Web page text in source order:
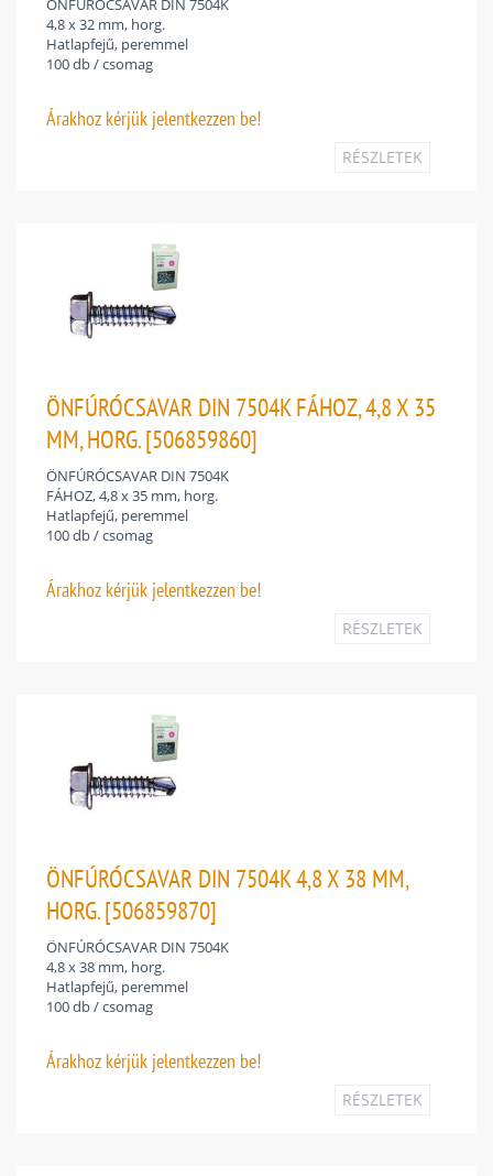
ÖNFÚRÓCSAVAR DIN 7504K
4,8 x 32 mm, horg.
Hatlapfejű, peremmel
100 db / csomag
Árakhoz kérjük jelentkezzen be!
RÉSZLETEK
ÖNFÚRÓCSAVAR DIN 7504K FÁHOZ, 4,8 X 35
MM, HORG. [506859860]
ÖNFÚRÓCSAVAR DIN 7504K
FÁHOZ, 4,8 x 35 mm, horg.
Hatlapfejű, peremmel
100 db / csomag
Árakhoz kérjük jelentkezzen be!
RÉSZLETEK
ÖNFÚRÓCSAVAR DIN 7504K 4,8 X 38 MM,
HORG. [506859870]
ÖNFÚRÓCSAVAR DIN 7504K
4,8 x 38 mm, horg.
Hatlapfejű, peremmel
100 db / csomag
Árakhoz kérjük jelentkezzen be!
RÉSZLETEK